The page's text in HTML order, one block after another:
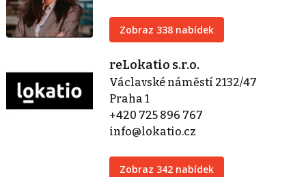
Zobraz 338 nabídek
reLokatio s.r.o.
Václavské náměstí 2132/47
Praha 1
+420 725 896 767
info@lokatio.cz
Zobraz 342 nabídek